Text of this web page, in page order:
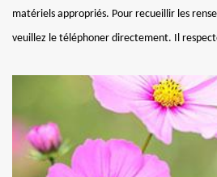
matériels appropriés. Pour recueillir les
veuillez le téléphoner directement. Il